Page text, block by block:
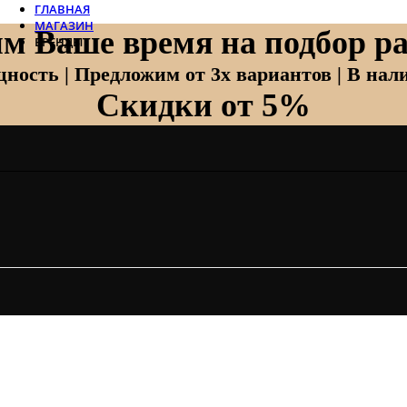
Ваше время на подбор
| Предложим от 3х вариантов | В
Скидки от 5%
ГЛАВНАЯ
МАГАЗИН
БРЕНДЫ
Zehnder
Zehnder Charleston
Loten
Mitsubishi Electric